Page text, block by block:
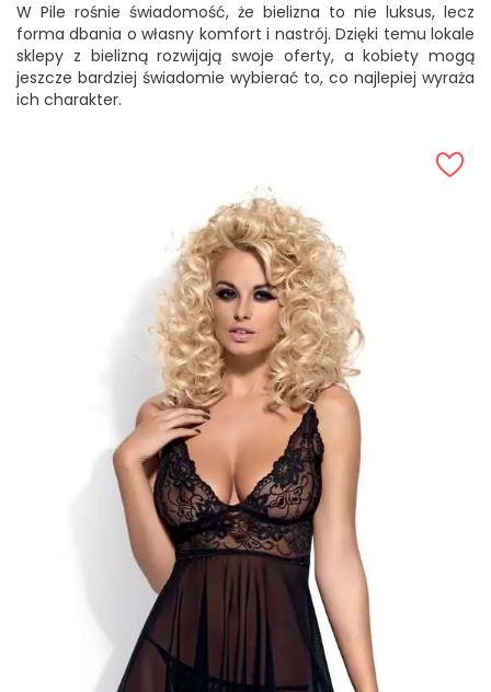
W Pile rośnie świadomość, że bielizna to nie luksus, lecz
forma dbania o własny komfort i nastrój. Dzięki temu lokale
sklepy z bielizną rozwijają swoje oferty, a kobiety mogą
jeszcze bardziej świadomie wybierać to, co najlepiej wyraża
ich charakter.